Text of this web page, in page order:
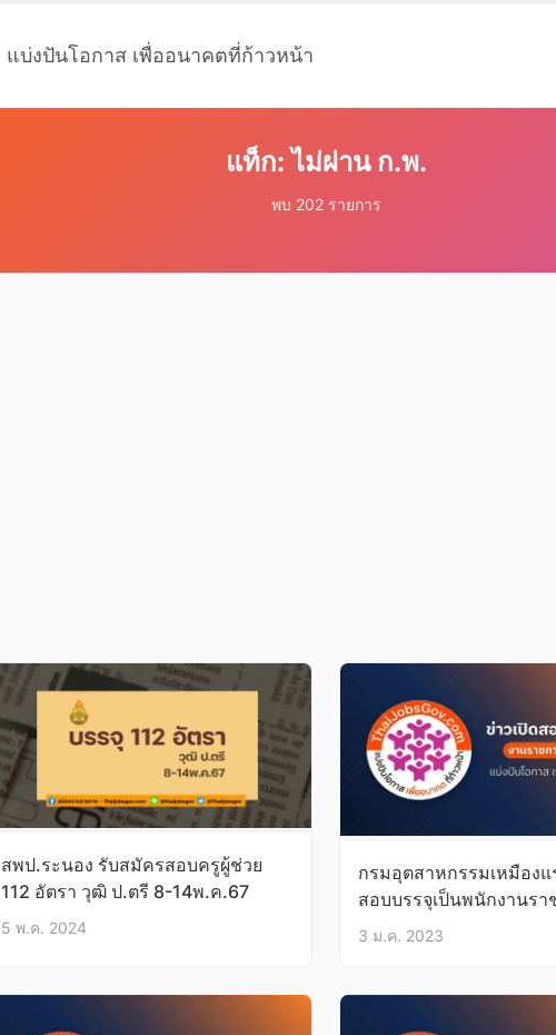
แบ่งปันโอกาส เพื่ออนาคตที่ก้าวหน้า
แท็ก: ไม่ผ่าน ก.พ.
พบ 202 รายการ
สพป.ระนอง รับสมัครสอบครูผู้ช่วย
112 อัตรา วุฒิ ป.ตรี 8-14พ.ค.67
5 พ.ค. 2024
กรมอุตสาหกรรมเหมือง
สอบบรรจุเป็นพนักงานร
ปวส./ป.ตรี
3 ม.ค. 2023